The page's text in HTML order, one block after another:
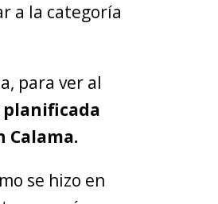
a la categoría
para ver al
Calama.
se hizo en